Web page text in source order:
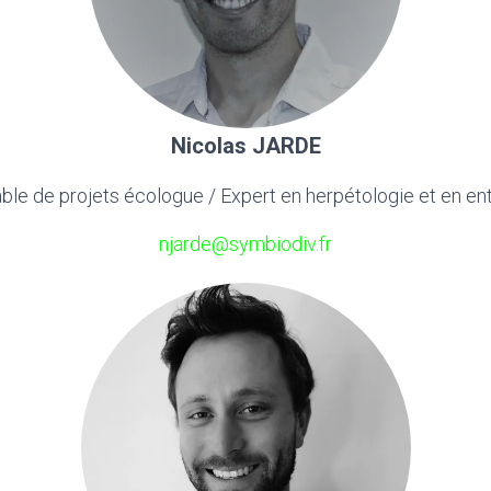
Nicolas JARDE
de projets écologue / Expert en herpétologie et en
njarde@symbiodiv.fr